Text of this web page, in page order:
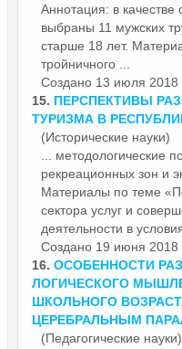
Аннотация: в
выбраны 11 мужских
старше 18 лет.
тройничного ...
Создано 13 июля 2018
15. ПЕРСПЕКТИВЫ
ТУРИЗМА В
(Исторические науки)
... методологические
рекреационных зон и
Материалы по теме
сектора услуг и
деятельности в
Создано 19 июня 2018
16. ОСОБЕННОСТИ
ЛОГИЧЕСКОГО
ШКОЛЬНОГО
ЦЕРЕБРАЛЬНЫМ
(Педагогические науки)